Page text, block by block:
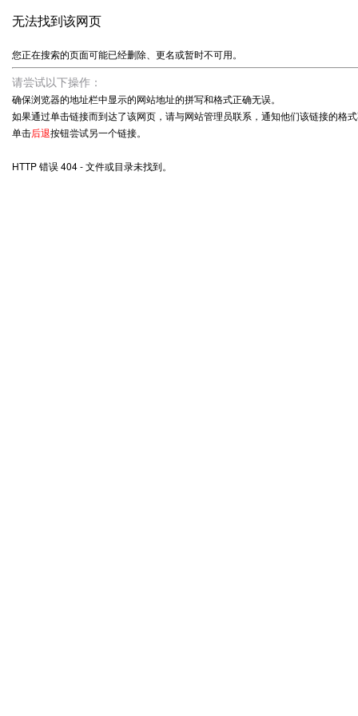
无法找到该网页
您正在搜索的页面可能已经删除、更名或暂时不可用。
请尝试以下操作：
确保浏览器的地址栏中显示的网站地址的拼写和格式正确无误。
如果通过单击链接而到达了该网页，请与网站管理员联系，通知他们该链接的格
单击后退按钮尝试另一个链接。
HTTP 错误 404 - 文件或目录未找到。